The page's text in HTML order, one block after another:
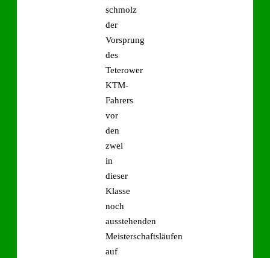
schmolz
der
Vorsprung
des
Teterower
KTM-
Fahrers
vor
den
zwei
in
dieser
Klasse
noch
ausstehenden
Meisterschaftsläufen
auf